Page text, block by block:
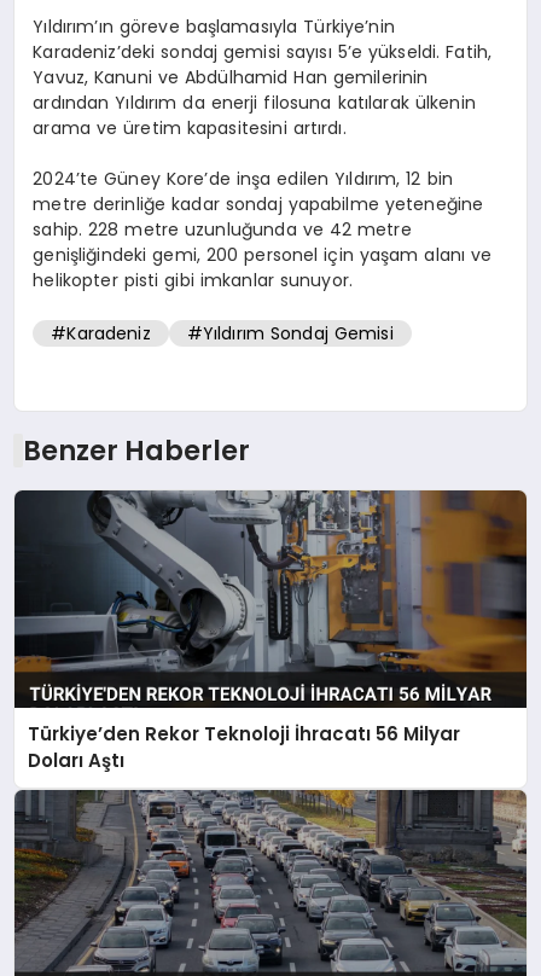
Yıldırım’ın göreve başlamasıyla Türkiye’nin
Karadeniz’deki sondaj gemisi sayısı 5’e yükseldi. Fatih,
Yavuz, Kanuni ve Abdülhamid Han gemilerinin
ardından Yıldırım da enerji filosuna katılarak ülkenin
arama ve üretim kapasitesini artırdı.
2024’te Güney Kore’de inşa edilen Yıldırım, 12 bin
metre derinliğe kadar sondaj yapabilme yeteneğine
sahip. 228 metre uzunluğunda ve 42 metre
genişliğindeki gemi, 200 personel için yaşam alanı ve
helikopter pisti gibi imkanlar sunuyor.
#Karadeniz #Yıldırım Sondaj Gemisi
Benzer Haberler
Türkiye’den Rekor Teknoloji İhracatı 56 Milyar
Doları Aştı